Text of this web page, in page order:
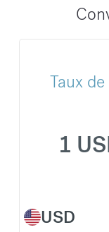
Taux
USD
1